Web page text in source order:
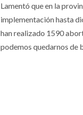
Lamentó que en la
implementación hasta
han realizado 1590
podemos quedarnos de